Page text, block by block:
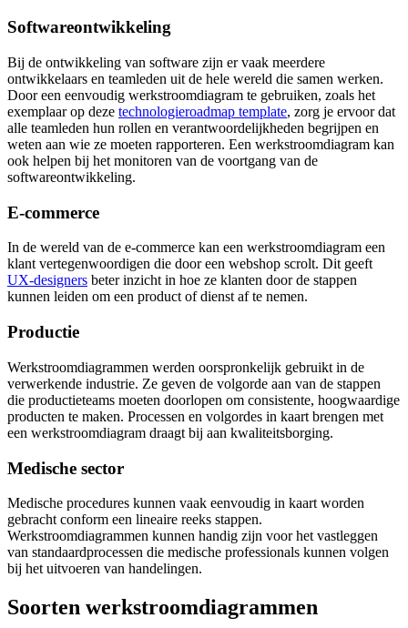
Softwareontwikkeling
Bij de ontwikkeling van software zijn er vaak meerdere
ontwikkelaars en teamleden uit de hele wereld die samen werken.
Door een eenvoudig werkstroomdiagram te gebruiken, zoals het
exemplaar op deze technologieroadmap template, zorg je ervoor dat
alle teamleden hun rollen en verantwoordelijkheden begrijpen en
weten aan wie ze moeten rapporteren. Een werkstroomdiagram kan
ook helpen bij het monitoren van de voortgang van de
softwareontwikkeling.
E-commerce
In de wereld van de e-commerce kan een werkstroomdiagram een
klant vertegenwoordigen die door een webshop scrolt. Dit geeft
UX-designers beter inzicht in hoe ze klanten door de stappen
kunnen leiden om een product of dienst af te nemen.
Productie
Werkstroomdiagrammen werden oorspronkelijk gebruikt in de
verwerkende industrie. Ze geven de volgorde aan van de stappen
die productieteams moeten doorlopen om consistente, hoogwaardige
producten te maken. Processen en volgordes in kaart brengen met
een werkstroomdiagram draagt bij aan kwaliteitsborging.
Medische sector
Medische procedures kunnen vaak eenvoudig in kaart worden
gebracht conform een lineaire reeks stappen.
Werkstroomdiagrammen kunnen handig zijn voor het vastleggen
van standaardprocessen die medische professionals kunnen volgen
bij het uitvoeren van handelingen.
Soorten werkstroomdiagrammen